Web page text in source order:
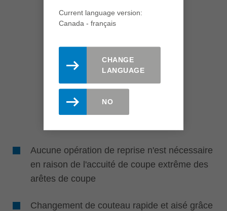
Aucune opération de reprise n'est nécessaire
en raison de l'accuité de coupe extrême des
arêtes de coupe
Changement de couteau rapide et aisé grâce
Current language version:
Canada - français
CHANGE
LANGUAGE
NO